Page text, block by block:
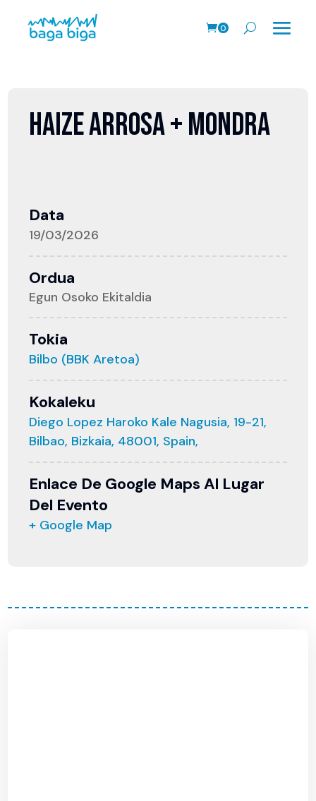
0
HAIZE ARROSA + MONDRA
Data
19/03/2026
Ordua
Egun Osoko Ekitaldia
Tokia
Bilbo (BBK Aretoa)
Kokaleku
Diego Lopez Haroko Kale Nagusia, 19-21,
Bilbao, Bizkaia, 48001, Spain,
Enlace De Google Maps Al Lugar
Del Evento
+ Google Map